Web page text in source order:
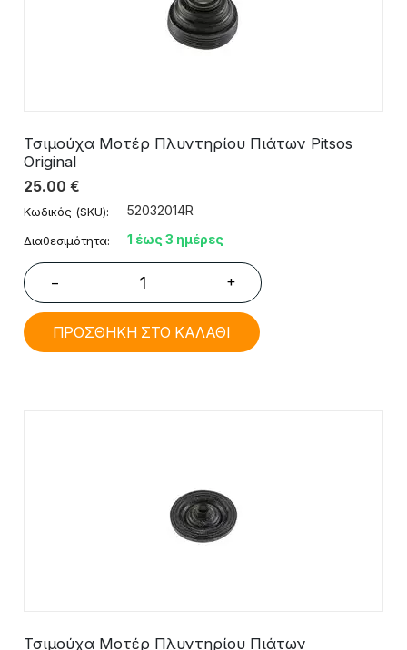
Τσιμούχα Μοτέρ Πλυντηρίου Πιάτων Pitsos
Original
25.00 €
Κωδικός (SKU): 52032014R
Διαθεσιμότητα: 1 έως 3 ημέρες
− +
ΠΡΟΣΘΗΚΗ ΣΤΟ ΚΑΛΑΘΙ
Τσιμούχα Μοτέρ Πλυντηρίου Πιάτων